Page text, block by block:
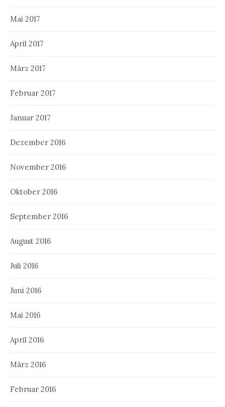
Mai 2017
April 2017
März 2017
Februar 2017
Januar 2017
Dezember 2016
November 2016
Oktober 2016
September 2016
August 2016
Juli 2016
Juni 2016
Mai 2016
April 2016
März 2016
Februar 2016